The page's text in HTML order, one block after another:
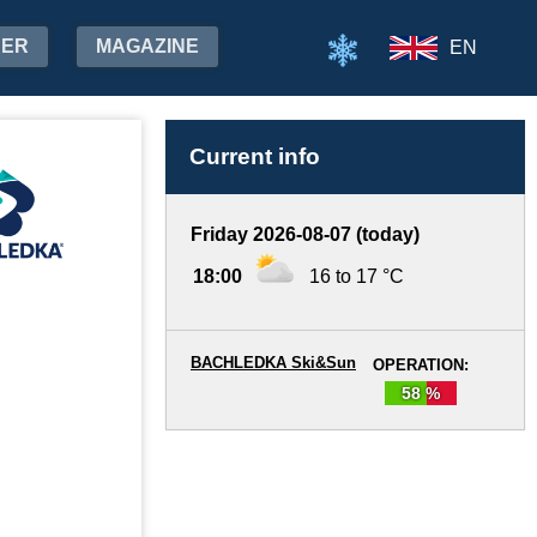
MAGAZINE EN
Current info
Friday 2026-08-07 (today)
18:00 16 to 17 °C
OPERATION:
58 %
BACHLEDKA Ski&Sun